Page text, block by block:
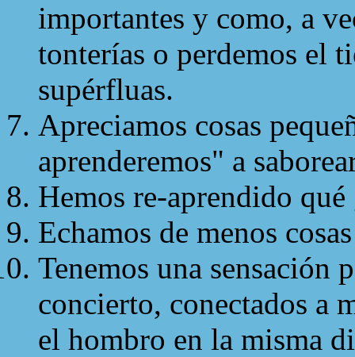
importantes y como, a
tonterías o perdemos el
supérfluas.
Apreciamos cosas
aprenderemos" a
Hemos re-aprendido
Echamos de menos
Tenemos una sensación
concierto, conectados a
el hombro en la misma